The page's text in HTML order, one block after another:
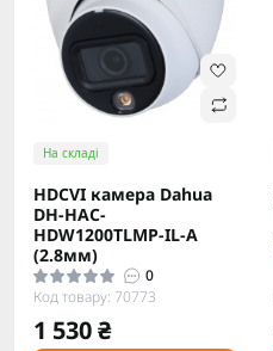
На складі
HDCVI камера Dahua
DH-HAC-
HDW1200TLMP-IL-A
(2.8мм)
0
Код товару: 70773
1 530 ₴